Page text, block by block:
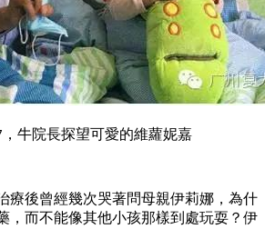
，牛院長探望可愛的維蘿妮嘉
療後曾經幾次哭著問母親伊莉娜，為什
，而不能像其他小孩那樣到處玩耍？伊